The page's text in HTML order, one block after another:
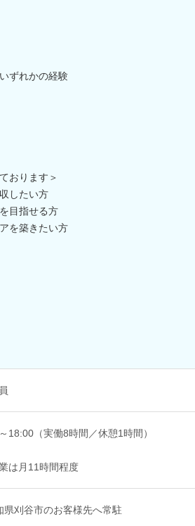
ずれかの経験
おります＞
したい方
目指せる方
を築きたい方
18:00（実働8時間／休憩1時間）
は月11時間程度
県刈谷市のお客様先へ常駐